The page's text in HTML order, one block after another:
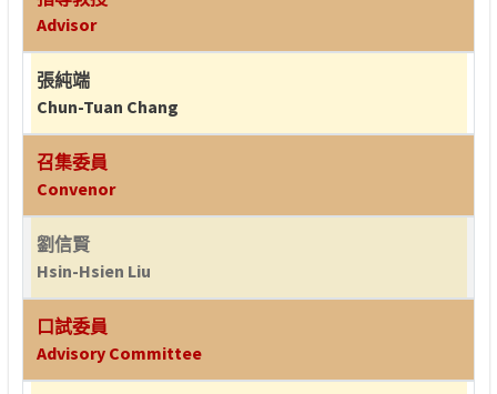
Advisor
張純端
Chun-Tuan Chang
召集委員
Convenor
劉信賢
Hsin-Hsien Liu
口試委員
Advisory Committee